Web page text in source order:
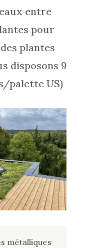
entre
pour
plantes
disposons 9
palette US)
métalliques